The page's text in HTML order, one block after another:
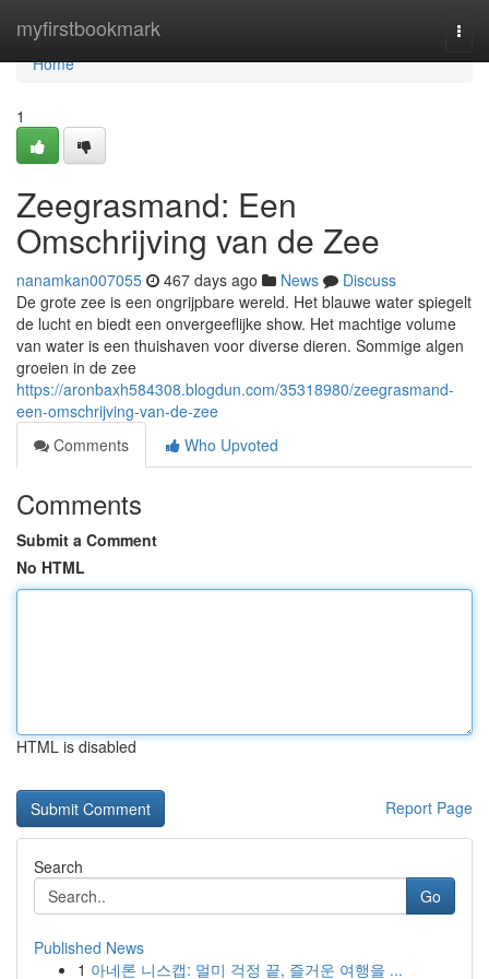
myfirstbookmark
Home
Home
1
Zeegrasmand: Een
Omschrijving van de Zee
nanamkan007055 467 days ago News
Discuss
De grote zee is een ongrijpbare wereld. Het blauwe water spiegelt
de lucht en biedt een onvergeeflijke show. Het machtige volume
van water is een thuishaven voor diverse dieren. Sommige algen
groeien in de zee
https://aronbaxh584308.blogdun.com/35318980/zeegrasmand-
een-omschrijving-van-de-zee
Comments
Who Upvoted
Comments
Submit a Comment
No HTML
HTML is disabled
Report Page
Search
Go
Published News
1 아네론 니스캡: 멀미 걱정 끝, 즐거운 여행을 ...